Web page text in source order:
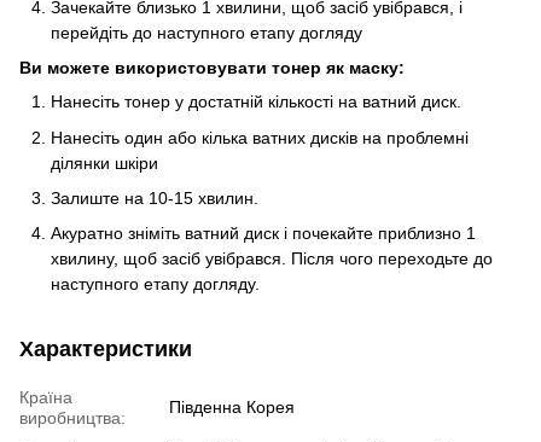
Зачекайте близько 1 хвилини, щоб засіб увібрався, і
перейдіть до наступного етапу догляду
Ви можете використовувати тонер як маску:
Нанесіть тонер у достатній кількості на ватний диск.
Нанесіть один або кілька ватних дисків на проблемні
ділянки шкіри
Залиште на 10-15 хвилин.
Акуратно зніміть ватний диск і почекайте приблизно 1
хвилину, щоб засіб увібрався. Після чого переходьте до
наступного етапу догляду.
Характеристики
Країна
виробництва:
Південна Корея